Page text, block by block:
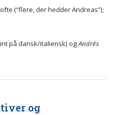
(“flere, der hedder Andreas”);
på dansk/italiensk) ogAndrés
og